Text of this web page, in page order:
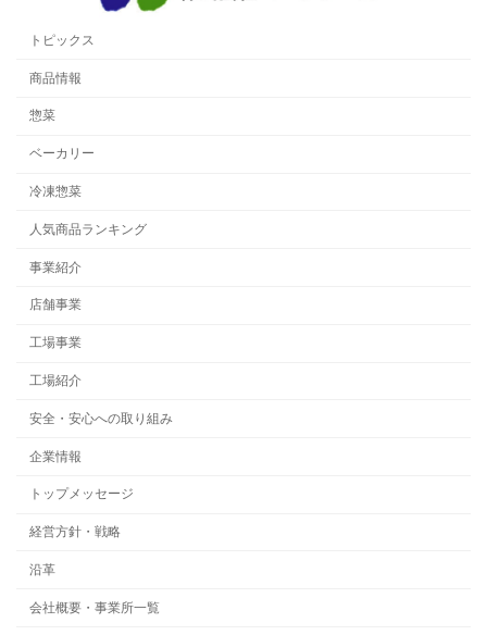
トピックス
商品情報
惣菜
ベーカリー
冷凍惣菜
人気商品ランキング
事業紹介
店舗事業
工場事業
工場紹介
安全・安心への取り組み
企業情報
トップメッセージ
経営方針・戦略
沿革
会社概要・事業所一覧